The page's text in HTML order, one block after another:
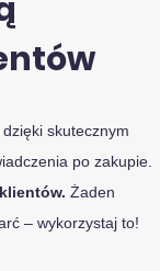
skutecznym
po zakupie.
Żaden
– wykorzystaj to!